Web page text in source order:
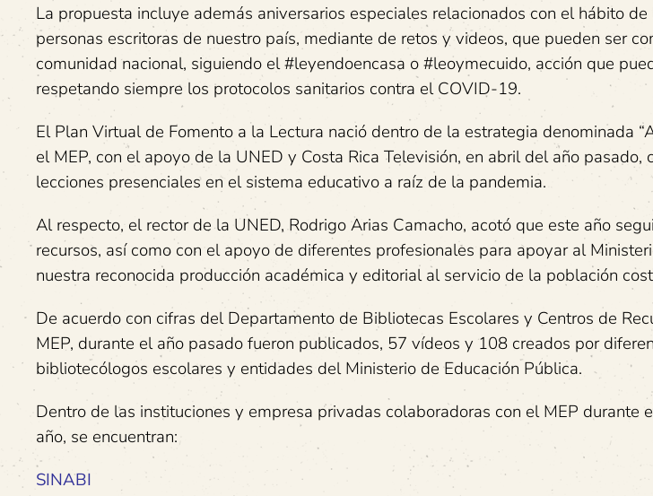
La propuesta incluye además aniversarios especiales relacionados con el hábito
personas escritoras de nuestro país, mediante de retos y videos, que pueden ser
comunidad nacional, siguiendo el #leyendoencasa o #leoymecuido, acción que
respetando siempre los protocolos sanitarios contra el COVID-19.
El Plan Virtual de Fomento a la Lectura nació dentro de la estrategia denominada
el MEP, con el apoyo de la UNED y Costa Rica Televisión, en abril del año pasado,
lecciones presenciales en el sistema educativo a raíz de la pandemia.
Al respecto, el rector de la UNED, Rodrigo Arias Camacho, acotó que este año
recursos, así como con el apoyo de diferentes profesionales para apoyar al
nuestra reconocida producción académica y editorial al servicio de la población
De acuerdo con cifras del Departamento de Bibliotecas Escolares y Centros de
MEP, durante el año pasado fueron publicados, 57 vídeos y 108 creados por
bibliotecólogos escolares y entidades del Ministerio de Educación Pública.
Dentro de las instituciones y empresa privadas colaboradoras con el MEP durante
año, se encuentran:
SINABI